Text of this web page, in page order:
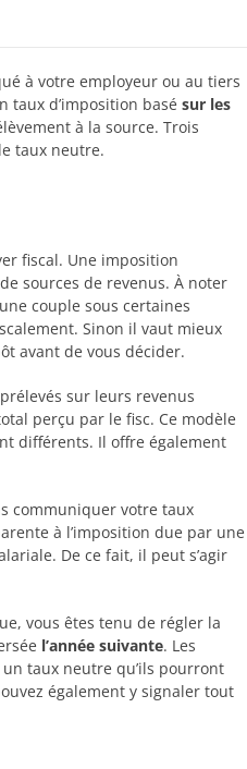
à votre employeur ou au tiers
taux d’imposition basé sur les
à la source. Trois
taux neutre.
fiscal. Une imposition
sources de revenus. À noter
couple sous certaines
Sinon il vaut mieux
avant de vous décider.
sur leurs revenus
perçu par le fisc. Ce modèle
différents. Il offre également
communiquer votre taux
à l’imposition due par une
De ce fait, il peut s’agir
vous êtes tenu de régler la
l’année suivante. Les
taux neutre qu’ils pourront
également y signaler tout